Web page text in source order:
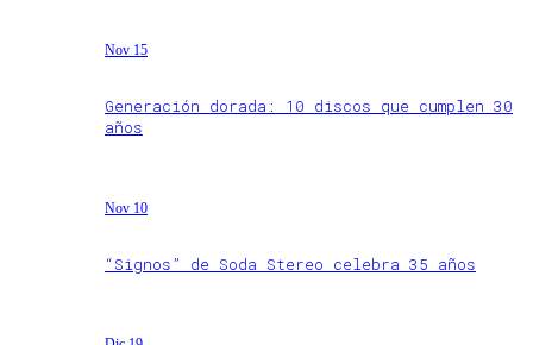
Nov 15
Generación dorada: 10 discos que cumplen 30
años
Nov 10
“Signos” de Soda Stereo celebra 35 años